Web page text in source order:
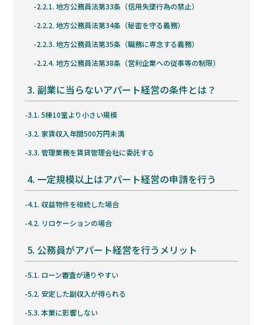
2.2.1. 地方公務員法第33条（信用失墜行為の禁止）
2.2.2. 地方公務員法第34条（秘密を守る義務）
2.2.3. 地方公務員法第35条（職務に専念する義務）
2.2.4. 地方公務員法第38条（営利企業への従事等の制限）
3. 副業に当らないアパート経営の条件とは？
3.1. 5棟10室より小さい規模
3.2. 家賃収入年間500万円未満
3.3. 管理業務を賃貸管理会社に委託する
4. 一定規模以上はアパート経営の申請を行う
4.1. 収益物件を相続した場合
4.2. リロケーションの場合
5. 公務員がアパート経営を行うメリット
5.1. ローン審査が通りやすい
5.2. 安定した副収入が得られる
5.3. 本業に影響しない